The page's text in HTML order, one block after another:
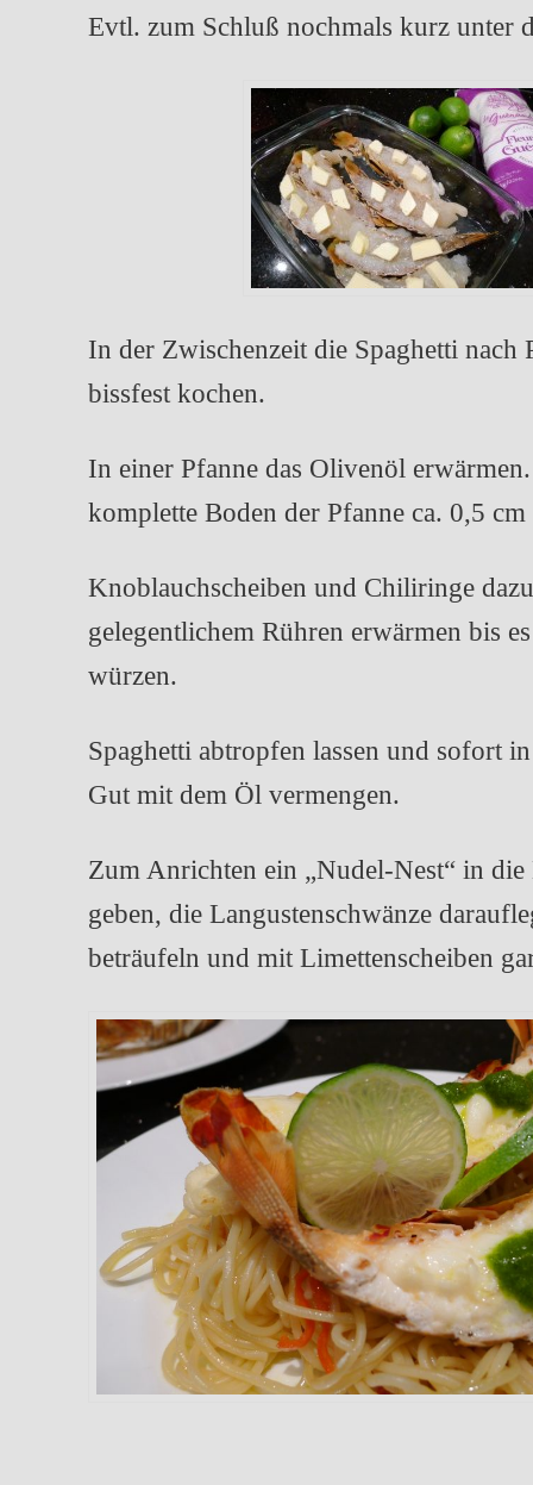
Evtl. zum Schluß nochmals kurz unter
In der Zwischenzeit die Spaghetti nach
bissfest kochen.
In einer Pfanne das Olivenöl
komplette Boden der Pfanne ca. 0,5
Knoblauchscheiben und Chiliringe
gelegentlichem Rühren erwärmen bis
würzen.
Spaghetti abtropfen lassen und sofort
Gut mit dem Öl vermengen.
Zum Anrichten ein „Nudel-Nest“ in die
geben, die Langustenschwänze
beträufeln und mit Limettenscheiben